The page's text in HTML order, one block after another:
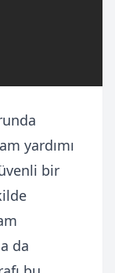
yardımı
bir
da